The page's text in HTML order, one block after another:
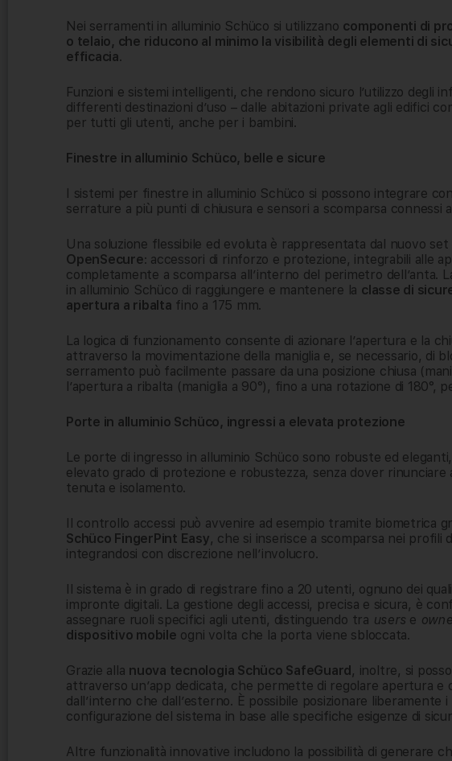
Nei serramenti in alluminio Schüco si utilizzano componenti di
o telaio, che riducono al minimo la visibilità degli elementi di
efficacia.
Funzioni e sistemi intelligenti, che rendono sicuro l’utilizzo degli
differenti destinazioni d’uso – dalle abitazioni private agli edifici
per tutti gli utenti, anche per i bambini.
Finestre in alluminio Schüco, belle e sicure
I sistemi per finestre in alluminio Schüco si possono integrare
serrature a più punti di chiusura e sensori a scomparsa connessi
Una soluzione flessibile ed evoluta è rappresentata dal nuovo set
OpenSecure: accessori di rinforzo e protezione, integrabili alle
completamente a scomparsa all’interno del perimetro dell’anta.
in alluminio Schüco di raggiungere e mantenere la classe di
apertura a ribalta fino a 175 mm.
La logica di funzionamento consente di azionare l’apertura e la
attraverso la movimentazione della maniglia e, se necessario, di
serramento può facilmente passare da una posizione chiusa
l’apertura a ribalta (maniglia a 90°), fino a una rotazione di 180°,
Porte in alluminio Schüco, ingressi a elevata protezione
Le porte di ingresso in alluminio Schüco sono robuste ed
elevato grado di protezione e robustezza, senza dover
tenuta e isolamento.
Il controllo accessi può avvenire ad esempio tramite biometrica
Schüco FingerPint Easy, che si inserisce a scomparsa nei profili
integrandosi con discrezione nell’involucro.
Il sistema è in grado di registrare fino a 20 utenti, ognuno dei
impronte digitali. La gestione degli accessi, precisa e sicura, è
assegnare ruoli specifici agli utenti, distinguendo tra users e
dispositivo mobile ogni volta che la porta viene sbloccata.
Grazie alla nuova tecnologia Schüco SafeGuard , inoltre, si
attraverso un’app dedicata, che permette di regolare apertura e
dall’interno che dall’esterno. È possibile posizionare liberamente
configurazione del sistema in base alle specifiche esigenze di
Altre funzionalità innovative includono la possibilità di generare